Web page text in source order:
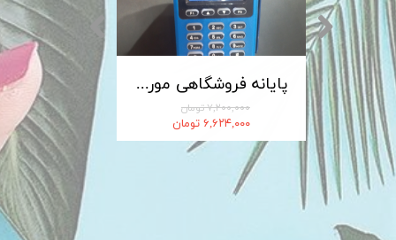
پایانه فروشگاهی مورفان MoreFun مدل H9
۷,۲۰۰,۰۰۰ تومان
۶,۶۲۴,۰۰۰ تومان
کابل شارژ MICRO-USB اندروید LDNIO الدینیو مدل XS-07 متراژ 1 متر